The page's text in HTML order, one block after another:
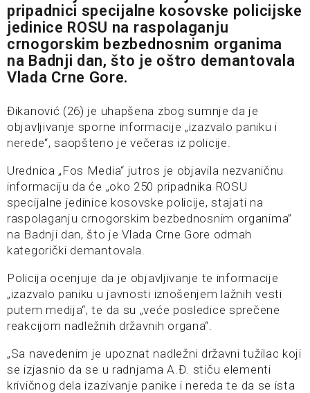
pripadnici specijalne kosovske policijske
jedinice ROSU na raspolaganju
crnogorskim bezbednosnim organima
na Badnji dan, što je oštro demantovala
Vlada Crne Gore.
Đikanović (26) je uhapšena zbog sumnje da je
objavljivanje sporne informacije „izazvalo paniku i
nerede“, saopšteno je večeras iz policije.
Urednica „Fos Media“ jutros je objavila nezvaničnu
informaciju da će „oko 250 pripadnika ROSU
specijalne jedinice kosovske policije, stajati na
raspolaganju crnogorskim bezbednosnim organima”
na Badnji dan, što je Vlada Crne Gore odmah
kategorički demantovala.
Policija ocenjuje da je objavljivanje te informacije
„izazvalo paniku u javnosti iznošenjem lažnih vesti
putem medija“, te da su „veće posledice sprečene
reakcijom nadležnih državnih organa“.
„Sa navedenim je upoznat nadležni državni tužilac koji
se izjasnio da se u radnjama A.Đ. stiču elementi
krivičnog dela izazivanje panike i nereda te da se ista